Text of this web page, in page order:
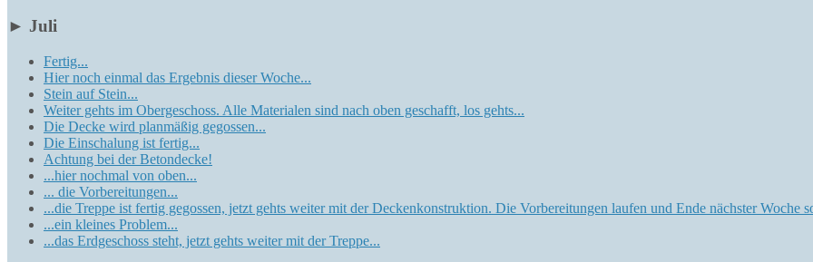
► Juli
Fertig...
Hier noch einmal das Ergebnis dieser Woche...
Stein auf Stein...
Weiter gehts im Obergeschoss. Alle Materialen sind nach oben geschafft, los gehts...
Die Decke wird planmäßig gegossen...
Die Einschalung ist fertig...
Achtung bei der Betondecke!
...hier nochmal von oben...
... die Vorbereitungen...
...die Treppe ist fertig gegossen, jetzt gehts weiter mit der Deckenkonstruktion. Die Vorbereitungen laufen und Ende nächster Woche
...ein kleines Problem...
...das Erdgeschoss steht, jetzt gehts weiter mit der Treppe...